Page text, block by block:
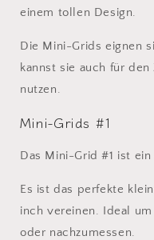
einem tollen Design.
Die Mini-Grids eignen
kannst sie auch für
nutzen.
Mini-Grids #1
Das Mini-Grid #1 ist
Es ist das perfekte
inch vereinen. Ideal
oder nachzumessen.